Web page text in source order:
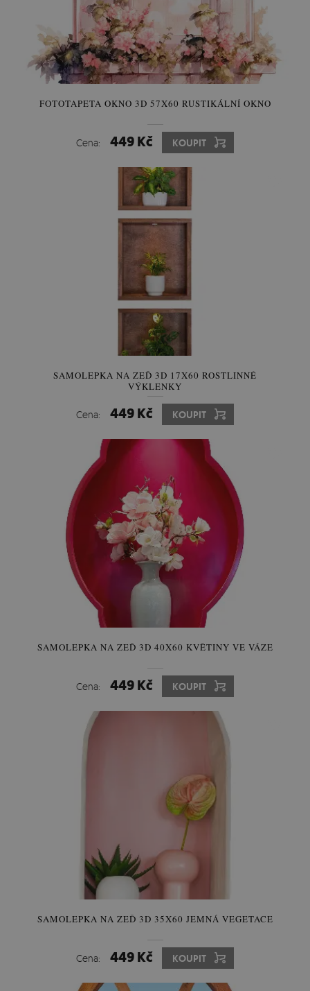
FOTOTAPETA OKNO 3D 57X60 RUSTIKÁLNÍ OKNO
Cena: 449 Kč KOUPIT
SAMOLEPKA NA ZEĎ 3D 17X60 ROSTLINNÉ
VÝKLENKY
Cena: 449 Kč KOUPIT
SAMOLEPKA NA ZEĎ 3D 40X60 KVĚTINY VE VÁZE
Cena: 449 Kč KOUPIT
SAMOLEPKA NA ZEĎ 3D 35X60 JEMNÁ VEGETACE
Cena: 449 Kč KOUPIT